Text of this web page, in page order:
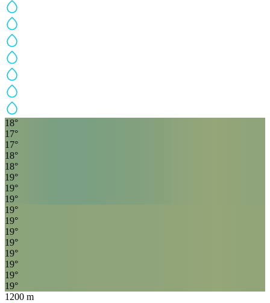
18°
17°
17°
18°
18°
19°
19°
19°
19°
19°
19°
19°
19°
19°
19°
19°
1200 m